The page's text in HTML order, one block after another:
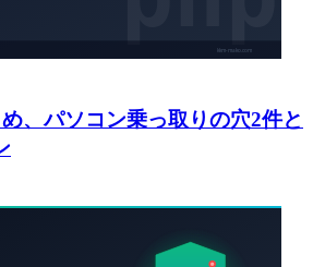
、パソコン乗っ取りの穴2件と